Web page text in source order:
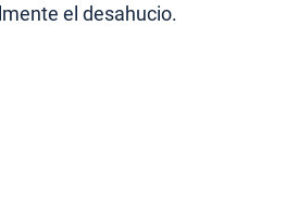
el desahucio.